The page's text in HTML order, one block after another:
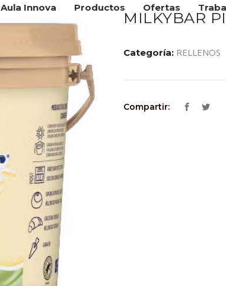
Aula Innova Productos Ofertas
MILKYBAR
Categoría: RELLENOS
Compartir: